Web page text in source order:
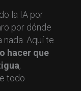
la IA por
por dónde
Aquí te
hacer que
,
todo